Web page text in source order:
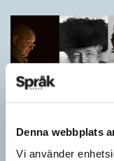
Denna webbplats
Vi använder